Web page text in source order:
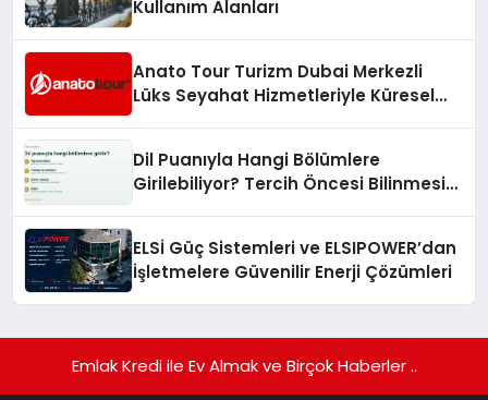
Kullanım Alanları
Anato Tour Turizm Dubai Merkezli
Lüks Seyahat Hizmetleriyle Küresel
Dil Puanıyla Hangi Bölümlere
Girilebiliyor? Tercih Öncesi Bilinmesi
ELSİ Güç Sistemleri ve ELSIPOWER’dan
İşletmelere Güvenilir Enerji Çözümleri
Emlak Kredi ile Ev Almak ve Birçok Haberler ..